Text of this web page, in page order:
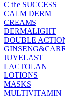
C the SUCCESS
CALM DERM
CREAMS
DERMALIGHT
DOUBLE
JUVELAST
LACTOLAN
LOTIONS
MASKS
MULTIVITAMIN